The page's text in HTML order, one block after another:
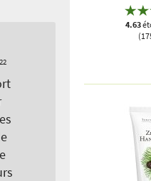
4.63